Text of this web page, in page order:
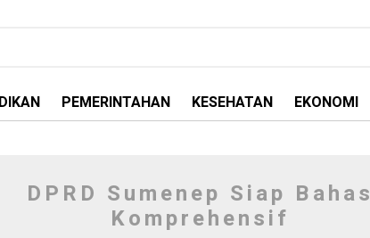
PEMERINTAHAN KESEHATAN EKONOMI
DPRD Sumenep Siap Bahas
Komprehensif